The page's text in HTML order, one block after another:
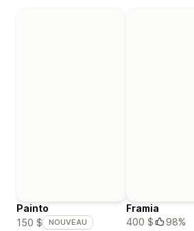
Painto
150 $
NOUVEAU
Framia
400 $
98%